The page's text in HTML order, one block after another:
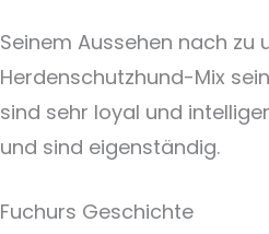
Seinem Aussehen nach zu
Herdenschutzhund-Mix
sind sehr loyal und
und sind eigenständig.
Fuchurs Geschichte